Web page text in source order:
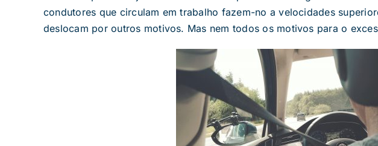
condutores que circulam em trabalho fazem-no a velocidades
deslocam por outros motivos. Mas nem todos os motivos para o